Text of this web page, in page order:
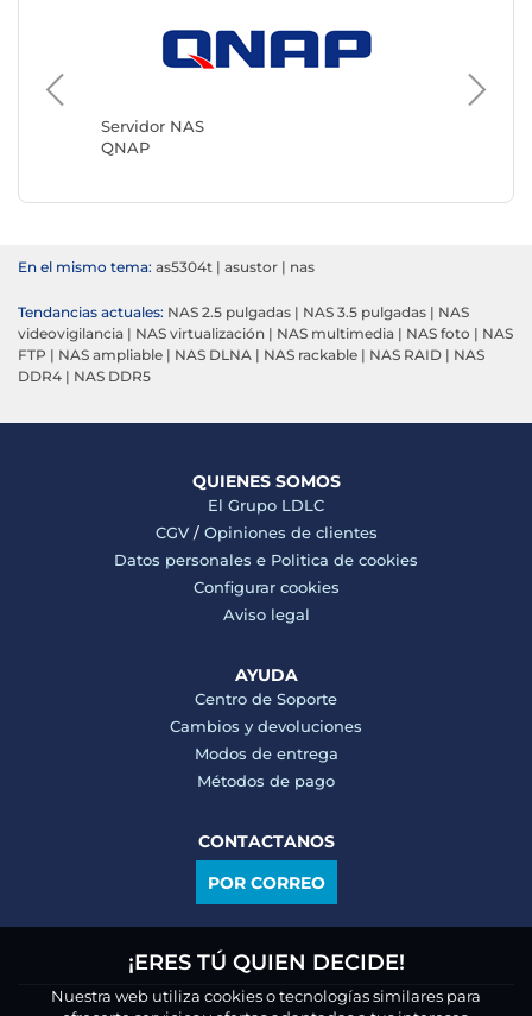
Servidor NAS
QNAP
En el mismo tema: as5304t | asustor | nas
Tendancias actuales: NAS 2.5 pulgadas | NAS 3.5 pulgadas | NAS
videovigilancia | NAS virtualización | NAS multimedia | NAS foto | NAS
FTP | NAS ampliable | NAS DLNA | NAS rackable | NAS RAID | NAS
DDR4 | NAS DDR5
QUIENES SOMOS
El Grupo LDLC
CGV/ Opiniones de clientes
Datos personales e Politica de cookies
Configurar cookies
Aviso legal
AYUDA
Centro de Soporte
Cambios y devoluciones
Modos de entrega
Métodos de pago
CONTACTANOS
POR CORREO
¡ERES TÚ QUIEN DECIDE!
Nuestra web utiliza cookies o tecnologías similares para